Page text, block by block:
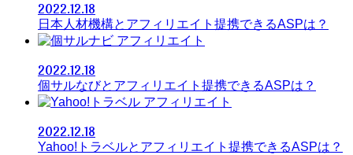
2022.12.18
日本人材機構とアフィリエイト提携できるASPは？
アフィリエイト
2022.12.18
個サルなびとアフィリエイト提携できるASPは？
アフィリエイト
2022.12.18
Yahoo!トラベルとアフィリエイト提携できるASPは？